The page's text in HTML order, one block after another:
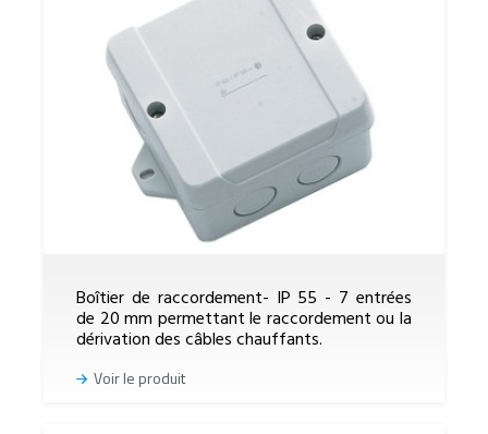
Boîtier de raccordement- IP 55 - 7 entrées
de 20 mm permettant le raccordement ou la
dérivation des câbles chauffants.
Voir le produit